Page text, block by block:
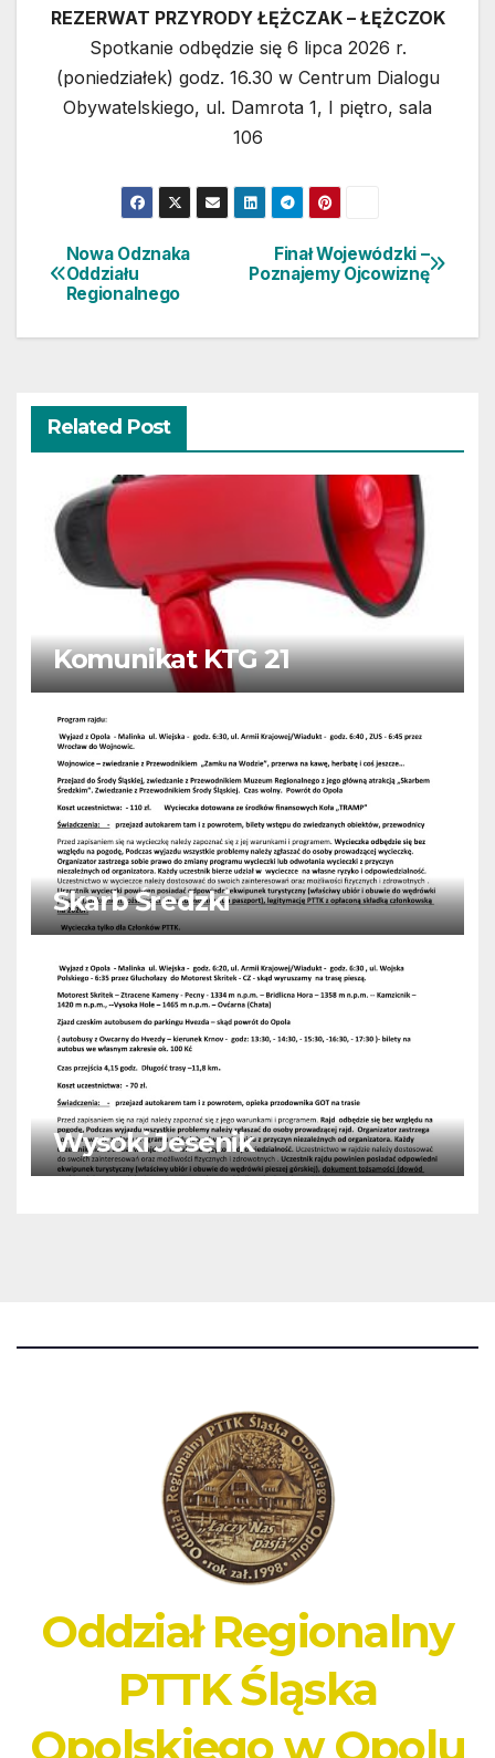
REZERWAT PRZYRODY ŁĘŻCZAK – ŁĘŻCZOK
Spotkanie odbędzie się 6 lipca 2026 r.
(poniedziałek) godz. 16.30 w Centrum Dialogu
Obywatelskiego, ul. Damrota 1, I piętro, sala
106
Nawigacja
wpisu
Finał Wojewódzki –
Poznajemy Ojcowiznę
Nowa Odznaka
Oddziału
Regionalnego
Related Post
Komunikat KTG 21
Skarb Średzki
Wysoki Jesenik
Oddział Regionalny
PTTK Śląska
Opolskiego w Opolu